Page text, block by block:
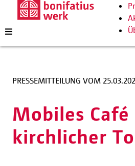
PRESSEMITTEILUNG VOM
Mobiles Café
kirchlicher